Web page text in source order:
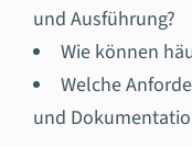
und Ausführung?
Wie können
Welche
und